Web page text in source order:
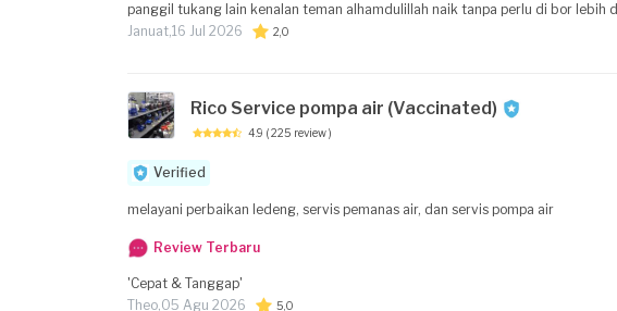
panggil tukang lain kenalan teman alhamdulillah naik tanpa perlu di bor lebih
Januat,16 Jul 2026 2,0
Rico Service pompa air (Vaccinated)
4.9 ( 225 review )
Verified
melayani perbaikan ledeng, servis pemanas air, dan servis pompa air
Review Terbaru
'Cepat & Tanggap'
Theo,05 Agu 2026 5,0